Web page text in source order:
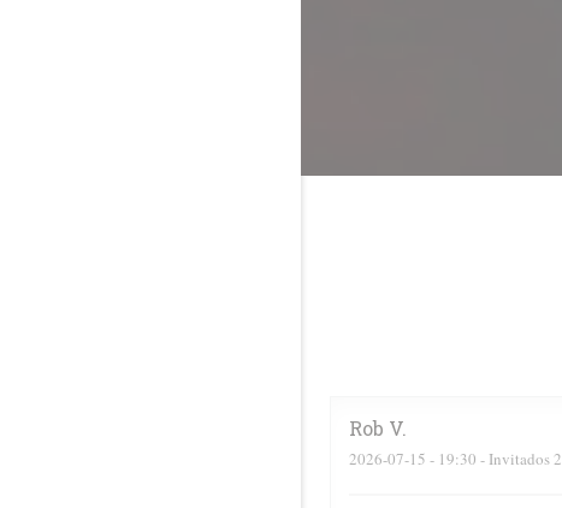
Rob V
2026-07-15 - 19:30 - Invitados 2